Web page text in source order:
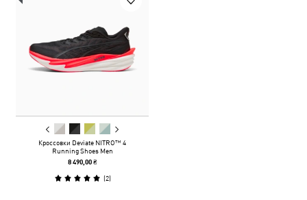
Кроссовки Deviate NITRO™ 4
Running Shoes Men
8 490,00 ₴
(2)